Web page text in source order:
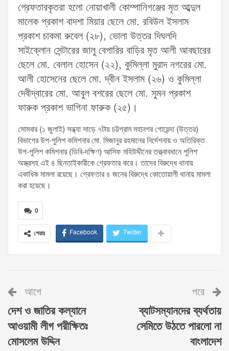
গ্রেফতারকৃতরা হলো নোয়াখালী কোম্পানিগঞ্জের মৃত আব্দুল
মালেক প্রকাশ বাদশা মিয়ার ছেলে মো. রবিউল ইসলাম
প্রকাশ চাকমা রুবেল (২৮), ভোলা উত্তর দিঘলদি
সাইক্লোন সেন্টারের জালু বেপারির বাড়ির মৃত আলী আবছারের
ছেলে মো. বেলাল হোসেন (২২), কুমিল্লা মুরাদ নগরের মো.
আলী হোসেনের ছেলে মো. দ্বীন ইসলাম (২৬) ও কুমিল্লা
দেবীদ্বারের মো. আবুল বশরের ছেলে মো. সুমন প্রকাশ
ফারুক প্রকাশ ভাগিনা ফারুক (২৫)।
সোমবার (১ জুলাই) সন্ধ্যা সাড়ে ৭টায় চট্টগ্রাম মহানগর গোয়েন্দা (উত্তর)
বিভাগের উপ-পুলিশ কমিশনার মো. মিজানুর রহমানের নির্দেশনায় ও অতিরিক্ত
উপ-পুলিশ কমিশনার (ডিবি-দক্ষিণ) আসিফ মহিউদ্দীনের তত্ত্বাবধানে পুলিশ
অস্ত্রসহ এই ৪ ছিনতাইকারীকে গ্রেফতার করে। তাদের বিরুদ্ধে থানায়
একাধিক মামলা রয়েছে। গ্রেফতার ৪ জনের বিরুদ্ধে কোতোয়ালী থানায় মামলা
করা হয়েছে।
0
শেয়ার Facebook Twitter
আগে
দেশ ও জাতির কল্যানে
আওয়ামী লীগ পরীক্ষিতঃ
মোসলেম উদ্দিন
পরে
ব্যাটসম্যানদের ব্যর্থতায়
সেমিতে উঠতে পারলো না
বাংলাদেশ